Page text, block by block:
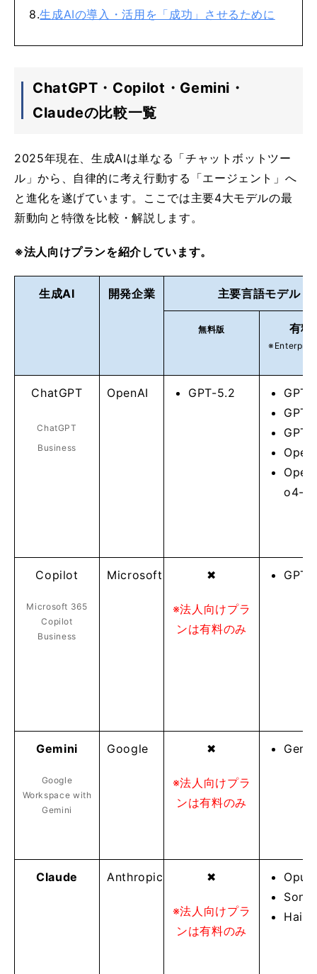
生成AIの導入・活用を「成功」させるために
ChatGPT・Copilot・Gemini・
Claudeの比較一覧
2025年現在、生成AIは単なる「チャットボットツー
ル」から、自律的に考え行動する「エージェント」へ
と進化を遂げています。ここでは主要4大モデルの最
新動向と特徴を比較・解説します。
※法人向けプランを紹介しています。
生成AI 開発企業 主要言語モデル
無料版 有料
ChatGPT
ChatGPT
Business
OpenAI GPT-5.2
GPT-
GPT-
GPT-
o4-
Copilot
Microsoft 365
Copilot
Business
Microsoft ✖
※法人向けプラ
ンは有料のみ
GPT-
Gemini
Google
Workspace with
Gemini
Google ✖
※法人向けプラ
ンは有料のみ
Claude Anthropic ✖
※法人向けプラ
ンは有料のみ
Opus